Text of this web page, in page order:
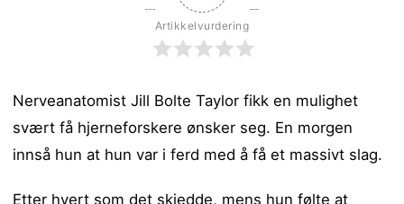
Artikkelvurdering
Nerveanatomist Jill Bolte Taylor fikk en mulighet
svært få hjerneforskere ønsker seg. En morgen
innså hun at hun var i ferd med å få et massivt slag.
Etter hvert som det skjedde, mens hun følte at